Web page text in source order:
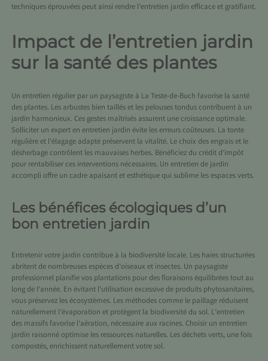
techniques éprouvées peut ainsi rendre l’entretien jardin efficace et gratifiant.
Impact de l’entretien jardin
sur la santé des plantes
Un entretien régulier par un paysagiste à La Teste-de-Buch favorise la santé
des plantes. Les arbustes bien taillés et les pelouses tondus contribuent à un
jardin harmonieux. Ces gestes maîtrisés assurent une croissance optimale.
Solliciter un expert en entretien jardin évite les erreurs coûteuses. La tonte
régulière et l’élagage adapté préservent la vitalité. Le choix des engrais et le
désherbage contrôlent les mauvaises herbes. Bénéficiez du crédit d’impôt
pour rentabiliser ces interventions nécessaires. Un entretien de jardin
accompli offre un cadre apaisant et esthétique qui sublime les espaces verts.
Les bénéfices écologiques d’un
bon entretien jardin
Entretenir votre jardin contribue à la biodiversité locale. Les haies structurées
abritent de nombreuses espèces d’oiseaux et insectes. Un paysagiste
professionnel planifie vos plantations pour des floraisons équilibrées tout au
long de l’année. En évitant l’utilisation excessive de produits phytosanitaires,
vous préservez les écosystèmes. Les méthodes comme le paillage réduisent
naturellement l’évaporation et protègent la biodiversité du sol. L’entretien
des massifs favorise l’aération, nécessaire aux racines. Choisir un entretien
jardin raisonné optimise les ressources naturelles. Les déchets verts, une fois
compostés, enrichissent naturellement votre sol.